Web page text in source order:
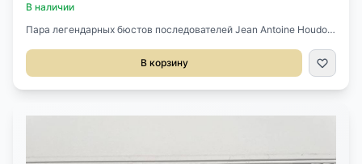
В наличии
Пара легендарных бюстов последователей Jean Antoine Houdon
патинированной бронзы.Диаметр 9 см.Высота 18 см.
В корзину